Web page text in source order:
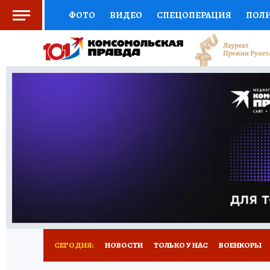
ФОТО ВИДЕО СПЕЦОПЕРАЦИЯ
СОЦПОДДЕРЖКА НАУКА СПОРТ
ВЫБОР ЭКСПЕРТОВ ДОКТОР
ПРОГНОЗЫ НА СПОРТ
НОВОЕ
СЕГОДНЯ: НОВОСТИ ТОЛЬКО У НАС ВОЕНКОРЫ